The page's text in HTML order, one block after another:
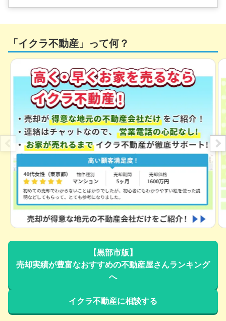
200万円
状態:更地 土地面積:282㎡
700万円
富山県黒部市生地
状態:その他 土地面積:406㎡
100万円
富山県黒部市若栗
状態: 更地 土地面積: 203 ㎡
2020年11月
「イクラ不動産」って何？
【黒部市版】
売却実績が豊富なおすすめの不動産屋さんランキング
へ
イクラ不動産に相談する